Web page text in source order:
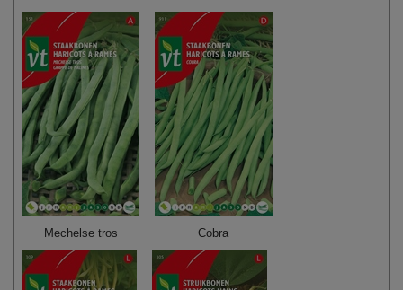
Mechelse tros Cobra